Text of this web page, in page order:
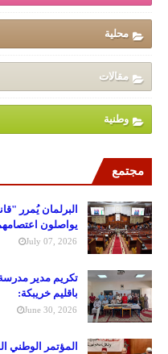
محلية
مقالات
وطنية
مجتمع
البرلمان يُمرر
يواصلون
July 07, 2026
تكريم مدير
باقليم خريبكة:
June 30, 2026
المؤتمر الوطني